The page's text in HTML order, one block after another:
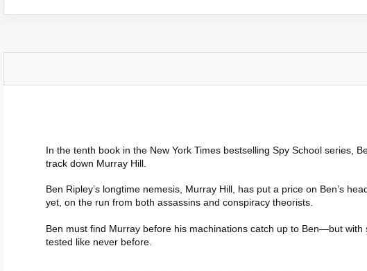
In the tenth book in the New York Times bestselling Spy School series,
track down Murray Hill.
Ben Ripley’s longtime nemesis, Murray Hill, has put a price on Ben’s
yet, on the run from both assassins and conspiracy theorists.
Ben must find Murray before his machinations catch up to Ben—but
tested like never before.